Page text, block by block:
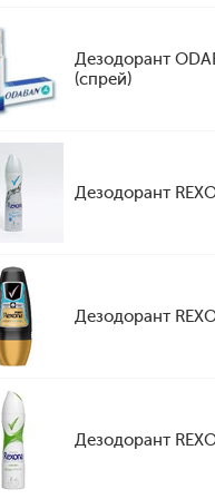
Дезодорант
(спрей)
Дезодорант
Дезодорант
Дезодорант